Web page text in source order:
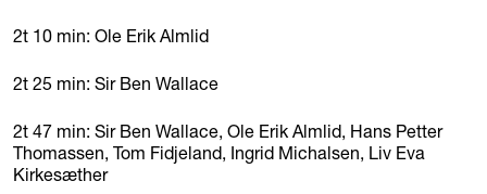
2t 10 min: Ole Erik Almlid
2t 25 min: Sir Ben Wallace
2t 47 min: Sir Ben Wallace, Ole Erik Almlid, Hans Petter
Thomassen, Tom Fidjeland, Ingrid Michalsen, Liv Eva
Kirkesæther